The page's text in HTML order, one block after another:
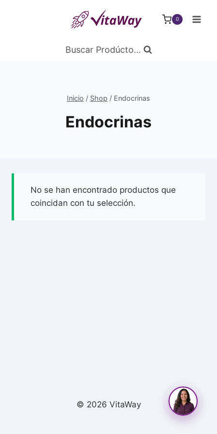
0
Buscar Prodúcto...
Inicio / Shop / Endocrinas
Endocrinas
No se han encontrado productos que
coincidan con tu selección.
© 2026 VitaWay